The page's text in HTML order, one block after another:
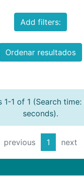
Add filters:
Ordenar resultados
1-1 of 1 (Search
seconds).
previous 1 next